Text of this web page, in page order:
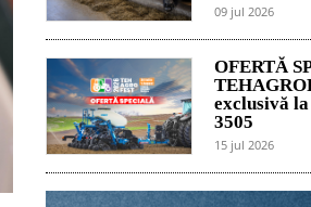
09 jul 2026
OFERTĂ
exclusivă
3505
15 jul 2026